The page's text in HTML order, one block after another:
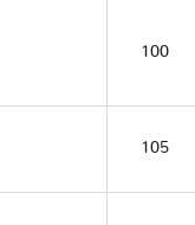
100
105